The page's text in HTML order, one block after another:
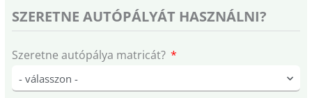
SZERETNE AUTÓPÁLYÁT HASZNÁLNI?
Szeretne autópálya matricát?